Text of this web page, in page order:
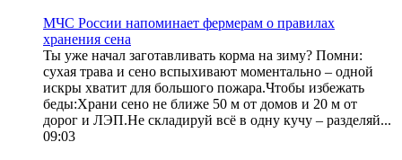
МЧС России напоминает фермерам о правилах
хранения сена
Ты уже начал заготавливать корма на зиму? Помни:
сухая трава и сено вспыхивают моментально – одной
искры хватит для большого пожара.Чтобы избежать
беды:Храни сено не ближе 50 м от домов и 20 м от
дорог и ЛЭП.Не складируй всё в одну кучу – разделяй...
09:03